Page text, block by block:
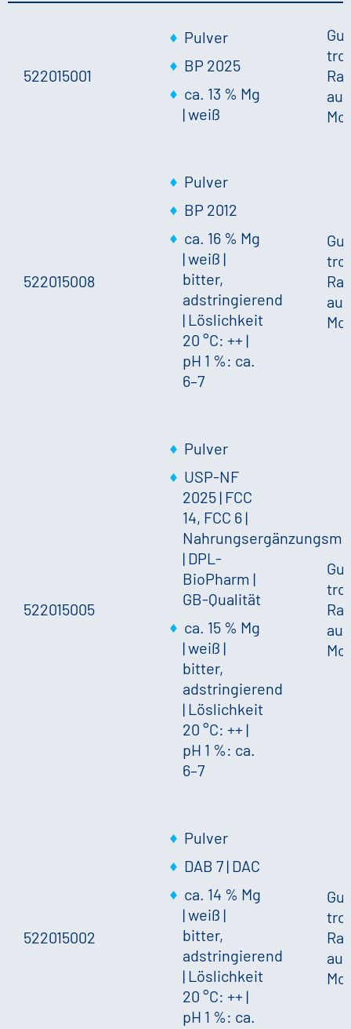
522015001
Pulver
BP 2025
ca. 13 % Mg
|weiß
522015008
Pulver
BP 2012
ca. 16 % Mg
|weiß |
bitter,
adstringierend
| Löslichkeit
20 °C: ++ |
pH 1 %: ca.
6–7
522015005
Pulver
USP-NF
2025 | FCC
14, FCC 6 |
| DPL-
BioPharm |
GB-Qualität
ca. 15 % Mg
|weiß |
bitter,
adstringierend
| Löslichkeit
20 °C: ++ |
pH 1 %: ca.
6–7
522015002
Pulver
DAB 7 | DAC
ca. 14 % Mg
|weiß |
bitter,
adstringierend
| Löslichkeit
20 °C: ++ |
pH 1 %: ca.